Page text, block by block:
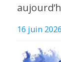
16 juin 2026